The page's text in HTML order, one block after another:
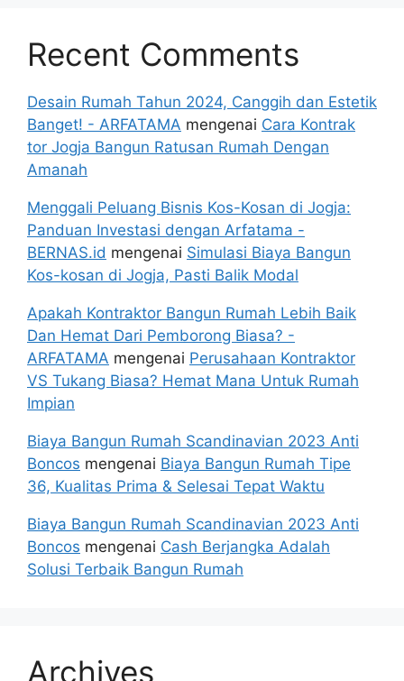
Recent Comments
Desain Rumah Tahun 2024, Canggih dan Estetik
Banget! - ARFATAMA mengenai Cara Kontrak
tor Jogja Bangun Ratusan Rumah Dengan
Amanah
Menggali Peluang Bisnis Kos-Kosan di Jogja:
Panduan Investasi dengan Arfatama -
BERNAS.id mengenai Simulasi Biaya Bangun
Kos-kosan di Jogja, Pasti Balik Modal
Apakah Kontraktor Bangun Rumah Lebih Baik
Dan Hemat Dari Pemborong Biasa? -
ARFATAMA mengenai Perusahaan Kontraktor
VS Tukang Biasa? Hemat Mana Untuk Rumah
Impian
Biaya Bangun Rumah Scandinavian 2023 Anti
Boncos mengenai Biaya Bangun Rumah Tipe
36, Kualitas Prima & Selesai Tepat Waktu
Biaya Bangun Rumah Scandinavian 2023 Anti
Boncos mengenai Cash Berjangka Adalah
Solusi Terbaik Bangun Rumah
Archives